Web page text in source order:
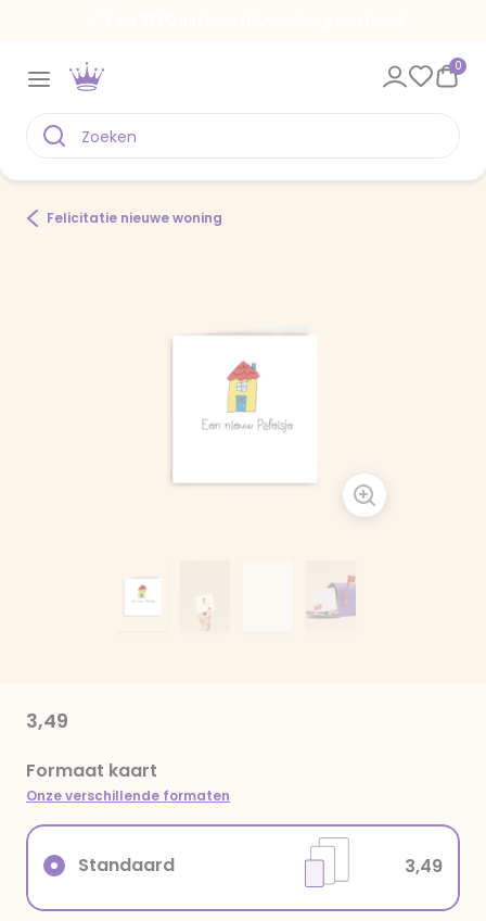
0
Felicitatie nieuwe woning
3,49
Formaat kaart
Onze verschillende formaten
Standaard 3,49